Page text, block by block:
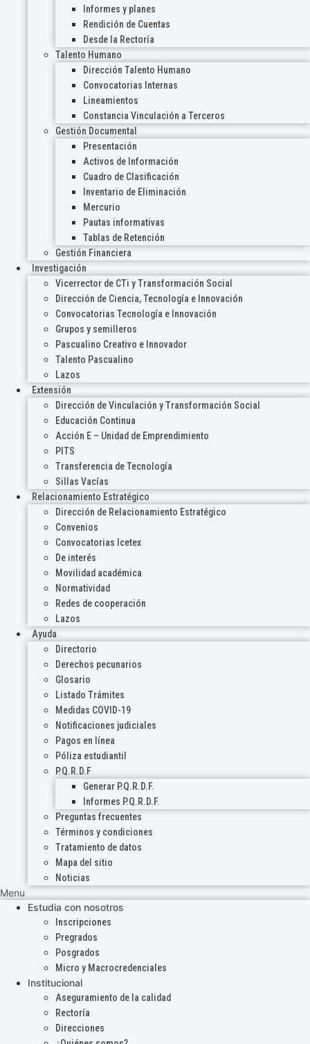
Informes y planes
Rendición de Cuentas
Desde la Rectoría
Talento Humano
Dirección Talento Humano
Convocatorias Internas
Lineamientos
Constancia Vinculación a Terceros
Gestión Documental
Presentación
Activos de Información
Cuadro de Clasificación
Inventario de Eliminación
Mercurio
Pautas informativas
Tablas de Retención
Gestión Financiera
Investigación
Vicerrector de CTi y Transformación Social
Dirección de Ciencia, Tecnología e Innovación
Convocatorias Tecnología e Innovación
Grupos y semilleros
Pascualino Creativo e Innovador
Talento Pascualino
Lazos
Extensión
Dirección de Vinculación y Transformación Social
Educación Continua
Acción E – Unidad de Emprendimiento
PITS
Transferencia de Tecnología
Sillas Vacías
Relacionamiento Estratégico
Dirección de Relacionamiento Estratégico
Convenios
Convocatorias Icetex
De interés
Movilidad académica
Normatividad
Redes de cooperación
Lazos
Ayuda
Directorio
Derechos pecunarios
Glosario
Listado Trámites
Medidas COVID-19
Notificaciones judiciales
Pagos en línea
Póliza estudiantil
P.Q.R.D.F
Generar P.Q.R.D.F.
Informes P.Q.R.D.F.
Preguntas frecuentes
Términos y condiciones
Tratamiento de datos
Mapa del sitio
Noticias
Menu
Estudia con nosotros
Inscripciones
Pregrados
Posgrados
Micro y Macrocredenciales
Institucional
Aseguramiento de la calidad
Rectoría
Direcciones